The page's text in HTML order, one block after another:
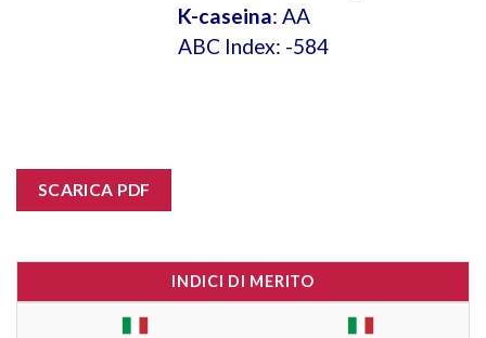
K-caseina: AA
ABC Index: -584
SCARICA PDF
INDICI DI MERITO